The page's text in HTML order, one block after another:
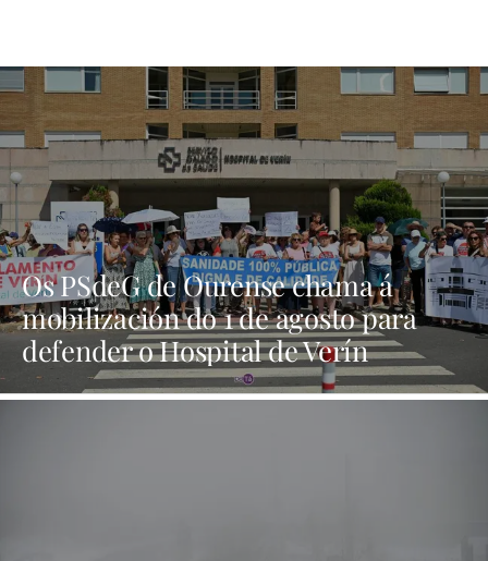
Os PSdeG de Ourense chama á
mobilización do 1 de agosto para
defender o Hospital de Verín